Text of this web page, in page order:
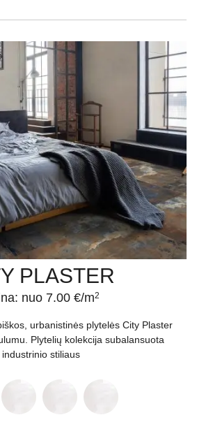
PLASTER
nuo 7.00 €/m2
urbanistinės plytelės City Plaster
Plytelių kolekcija subalansuota
industrinio stiliaus